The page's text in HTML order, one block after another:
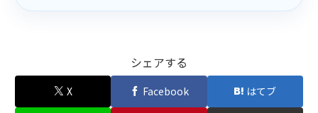
シェアする
X Facebook はてブ